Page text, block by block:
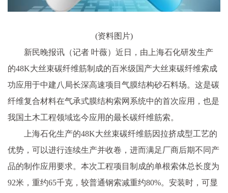
(资料图片)
新民晚报讯（记者 叶薇）近日，由上海石化研发生产
的48K大丝束碳纤维筋制成的百米级国产大丝束碳纤维索成
功应用于中建八局长深高速项目气膜结构砂石料场。这是碳
纤维复合材料在气承式膜结构索网系统中的首次应用，也是
我国土木工程领域迄今应用的最长碳纤维筋索。
上海石化生产的48K大丝束碳纤维筋因拉挤成型工艺的
优势，可以进行连续生产并收卷，进而满足厂商后期不同产
品的制作应用要求。本次工程项目制成的单根索体总长度为
92米，重约65千克，较普通钢索减重约80%。安装时，可显